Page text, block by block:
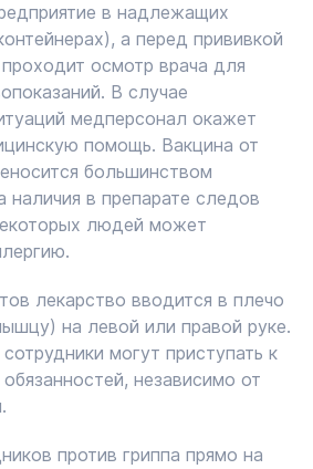
в надлежащих
а перед прививкой
осмотр врача для
В случае
медперсонал окажет
помощь. Вакцина от
большинством
наличия в препарате следов
людей может
лекарство вводится в плечо
на левой или правой руке.
могут приступать к
независимо от
против гриппа прямо на